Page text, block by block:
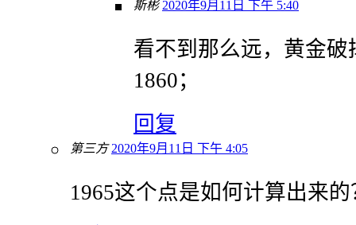
斯彬 2020年9月11日 下午 5:40
看不到那么远，黄金破
1860；
回复
第三方 2020年9月11日 下午 4:05
1965这个点是如何计算出来的